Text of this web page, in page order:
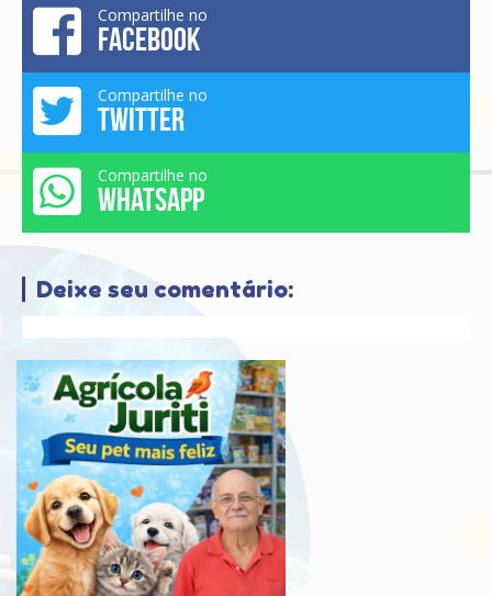
Compartilhe no
FACEBOOK
Compartilhe no
TWITTER
Compartilhe no
WHATSAPP
Deixe seu comentário: